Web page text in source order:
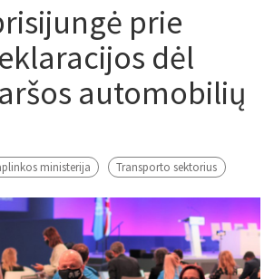
prie
dėl
automobilių
ministerija Transporto sektorius